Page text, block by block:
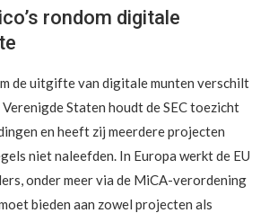
rondom digitale
de uitgifte van digitale munten verschilt
Staten houdt de SEC toezicht
en heeft zij meerdere projecten
niet naleefden. In Europa werkt de EU
onder meer via de MiCA-verordening
bieden aan zowel projecten als